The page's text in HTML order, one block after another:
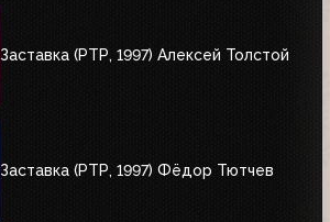
Заставка (РТР, 1997) Алексей Толстой
Заставка (РТР, 1997) Фёдор Тютчев